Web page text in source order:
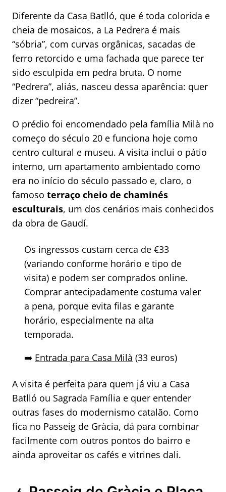
Diferente da Casa Batlló, que é toda colorida e
cheia de mosaicos, a La Pedrera é mais
“sóbria”, com curvas orgânicas, sacadas de
ferro retorcido e uma fachada que parece ter
sido esculpida em pedra bruta. O nome
“Pedrera”, aliás, nasceu dessa aparência: quer
dizer “pedreira”.
O prédio foi encomendado pela família Milà no
começo do século 20 e funciona hoje como
centro cultural e museu. A visita inclui o pátio
interno, um apartamento ambientado como
era no início do século passado e, claro, o
famoso terraço cheio de chaminés
esculturais, um dos cenários mais conhecidos
da obra de Gaudí.
Os ingressos custam cerca de €33
(variando conforme horário e tipo de
visita) e podem ser comprados online.
Comprar antecipadamente costuma valer
a pena, porque evita filas e garante
horário, especialmente na alta
temporada.
➡️ Entrada para Casa Milà (33 euros)
A visita é perfeita para quem já viu a Casa
Batlló ou Sagrada Família e quer entender
outras fases do modernismo catalão. Como
fica no Passeig de Gràcia, dá para combinar
facilmente com outros pontos do bairro e
ainda aproveitar os cafés e vitrines dali.